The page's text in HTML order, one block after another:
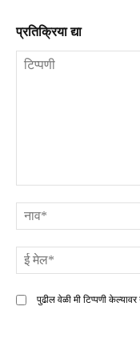
प्रतिक्रिया द्या
पुढील वेळी मी टिप्पणी